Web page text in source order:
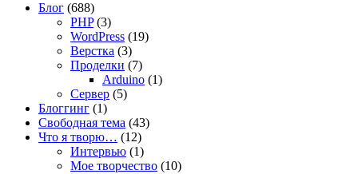
Блог (688)
PHP(3)
WordPress (19)
Верстка (3)
Проделки (7)
Arduino (1)
Сервер (5)
Блоггинг (1)
Свободная тема (43)
Что я творю… (12)
Интервью (1)
Мое творчество (10)